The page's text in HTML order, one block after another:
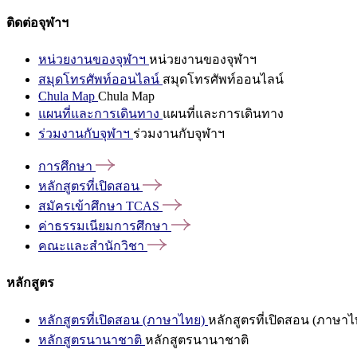
ติดต่อจุฬาฯ
หน่วยงานของจุฬาฯ หน่วยงานของจุฬาฯ
สมุดโทรศัพท์ออนไลน์ สมุดโทรศัพท์ออนไลน์
Chula Map Chula Map
แผนที่และการเดินทาง แผนที่และการเดินทาง
ร่วมงานกับจุฬาฯ ร่วมงานกับจุฬาฯ
การศึกษา
หลักสูตรที่เปิดสอน
สมัครเข้าศึกษา TCAS
ค่าธรรมเนียมการศึกษา
คณะและสำนักวิชา
หลักสูตร
หลักสูตรที่เปิดสอน (ภาษาไทย) หลักสูตรที่เปิดสอน (ภาษาไ
หลักสูตรนานาชาติ หลักสูตรนานาชาติ